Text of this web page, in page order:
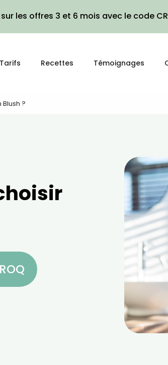
sur les offres 3 et 6 mois avec le code
Tarifs Recettes Témoignages
?